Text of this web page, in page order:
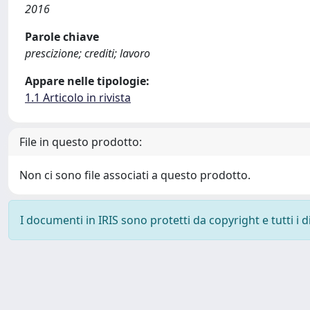
2016
Parole chiave
prescizione; crediti; lavoro
Appare nelle tipologie:
1.1 Articolo in rivista
File in questo prodotto:
Non ci sono file associati a questo prodotto.
I documenti in IRIS sono protetti da copyright e tutti i